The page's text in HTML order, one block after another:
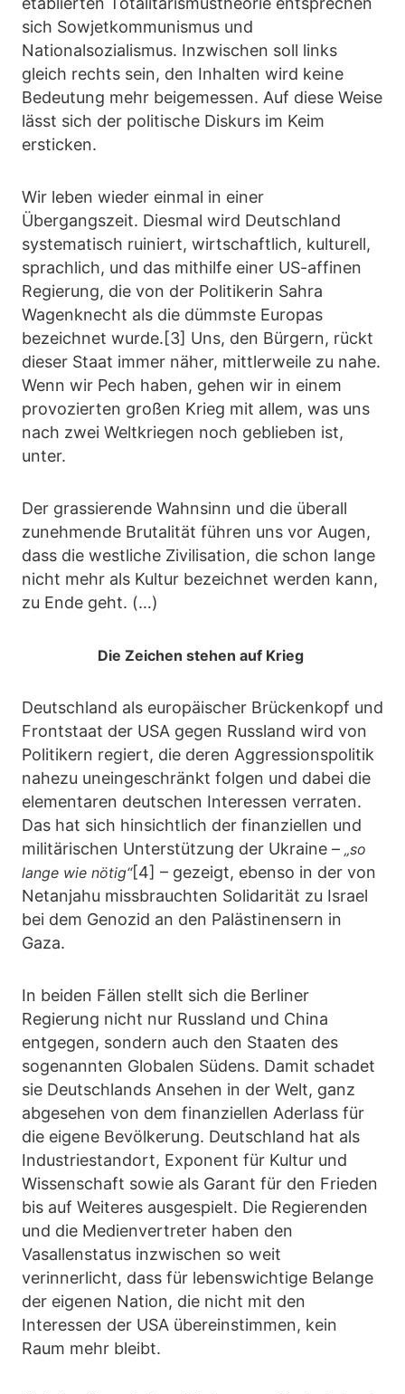
sich Sowjetkommunismus und
Nationalsozialismus. Inzwischen soll links
gleich rechts sein, den Inhalten wird keine
Bedeutung mehr beigemessen. Auf diese Weise
lässt sich der politische Diskurs im Keim
ersticken.
Wir leben wieder einmal in einer
Übergangszeit. Diesmal wird Deutschland
systematisch ruiniert, wirtschaftlich, kulturell,
sprachlich, und das mithilfe einer US-affinen
Regierung, die von der Politikerin Sahra
Wagenknecht als die dümmste Europas
bezeichnet wurde.[3] Uns, den Bürgern, rückt
dieser Staat immer näher, mittlerweile zu nahe.
Wenn wir Pech haben, gehen wir in einem
provozierten großen Krieg mit allem, was uns
nach zwei Weltkriegen noch geblieben ist,
unter.
Der grassierende Wahnsinn und die überall
zunehmende Brutalität führen uns vor Augen,
dass die westliche Zivilisation, die schon lange
nicht mehr als Kultur bezeichnet werden kann,
zu Ende geht. (…)
Die Zeichen stehen auf Krieg
Deutschland als europäischer Brückenkopf und
Frontstaat der USA gegen Russland wird von
Politikern regiert, die deren Aggressionspolitik
nahezu uneingeschränkt folgen und dabei die
elementaren deutschen Interessen verraten.
Das hat sich hinsichtlich der finanziellen und
militärischen Unterstützung der Ukraine – „so
lange wie nötig“[4] – gezeigt, ebenso in der von
Netanjahu missbrauchten Solidarität zu Israel
bei dem Genozid an den Palästinensern in
Gaza.
In beiden Fällen stellt sich die Berliner
Regierung nicht nur Russland und China
entgegen, sondern auch den Staaten des
sogenannten Globalen Südens. Damit schadet
sie Deutschlands Ansehen in der Welt, ganz
abgesehen von dem finanziellen Aderlass für
die eigene Bevölkerung. Deutschland hat als
Industriestandort, Exponent für Kultur und
Wissenschaft sowie als Garant für den Frieden
bis auf Weiteres ausgespielt. Die Regierenden
und die Medienvertreter haben den
Vasallenstatus inzwischen so weit
verinnerlicht, dass für lebenswichtige Belange
der eigenen Nation, die nicht mit den
Interessen der USA übereinstimmen, kein
Raum mehr bleibt.